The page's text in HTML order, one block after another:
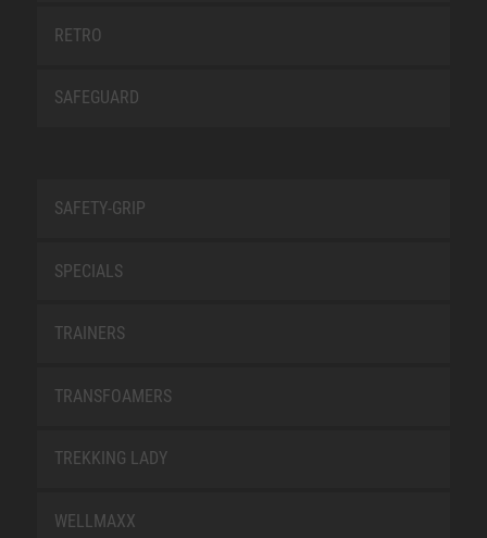
RETRO
SAFEGUARD
SAFETY-GRIP
SPECIALS
TRAINERS
TRANSFOAMERS
TREKKING LADY
WELLMAXX